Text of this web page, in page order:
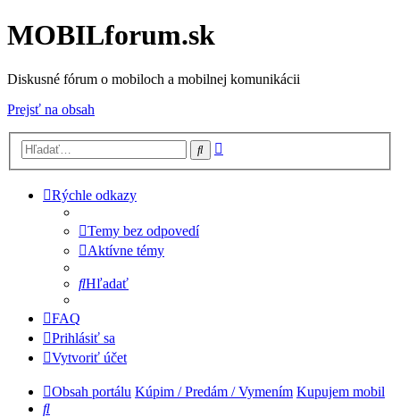
MOBILforum.sk
Diskusné fórum o mobiloch a mobilnej komunikácii
Prejsť na obsah
Hľadať
Rýchle odkazy
Temy bez odpovedí
Aktívne témy
Hľadať
FAQ
Prihlásiť sa
Vytvoriť účet
Obsah portálu Kúpim / Predám / Vymením Kupujem mobil
Hľadať